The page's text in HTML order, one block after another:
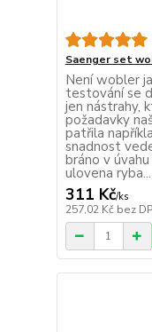
Saenger set
Není wobler
testování se
jen nástrahy,
požadavky
patřila
snadnost
bráno v
ulovena ryba...
311 Kč/ks
257,02 Kč bez